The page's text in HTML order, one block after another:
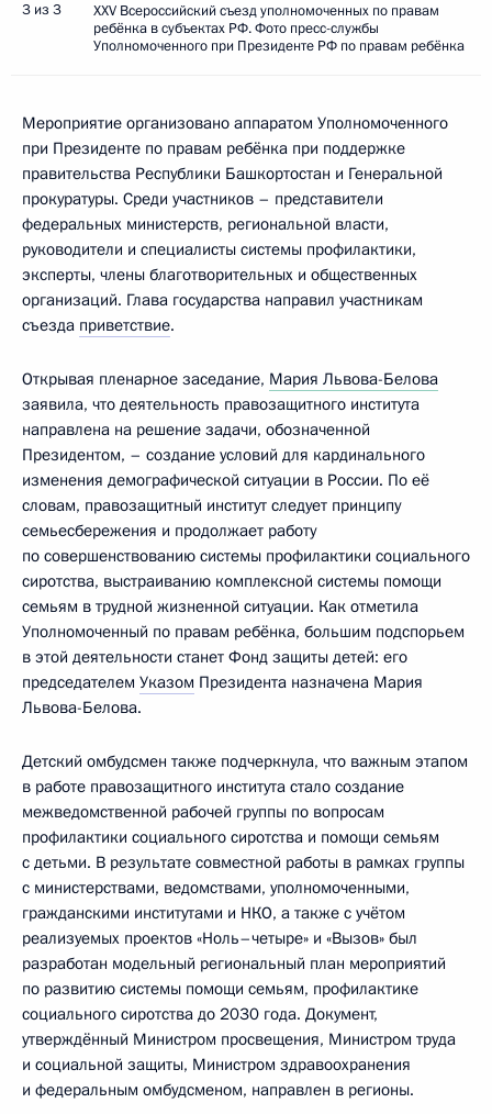
3 из 3
XXV Всероссийский съезд уполномоченных по правам
ребёнка в субъектах РФ. Фото пресс-службы
Уполномоченного при Президенте РФ по правам ребёнка
Мероприятие организовано аппаратом Уполномоченного
при Президенте по правам ребёнка при поддержке
правительства Республики Башкортостан и Генеральной
прокуратуры. Среди участников – представители
федеральных министерств, региональной власти,
руководители и специалисты системы профилактики,
эксперты, члены благотворительных и общественных
организаций. Глава государства направил участникам
съезда приветствие.
Открывая пленарное заседание, Мария Львова-Белова
заявила, что деятельность правозащитного института
направлена на решение задачи, обозначенной
Президентом, – создание условий для кардинального
изменения демографической ситуации в России. По её
словам, правозащитный институт следует принципу
семьесбережения и продолжает работу
по совершенствованию системы профилактики социального
сиротства, выстраиванию комплексной системы помощи
семьям в трудной жизненной ситуации. Как отметила
Уполномоченный по правам ребёнка, большим подспорьем
в этой деятельности станет Фонд защиты детей: его
председателем Указом Президента назначена Мария
Львова-Белова.
Детский омбудсмен также подчеркнула, что важным этапом
в работе правозащитного института стало создание
межведомственной рабочей группы по вопросам
профилактики социального сиротства и помощи семьям
с детьми. В результате совместной работы в рамках группы
с министерствами, ведомствами, уполномоченными,
гражданскими институтами и НКО, а также с учётом
реализуемых проектов «Ноль–четыре» и «Вызов» был
разработан модельный региональный план мероприятий
по развитию системы помощи семьям, профилактике
социального сиротства до 2030 года. Документ,
утверждённый Министром просвещения, Министром труда
и социальной защиты, Министром здравоохранения
и федеральным омбудсменом, направлен в регионы.